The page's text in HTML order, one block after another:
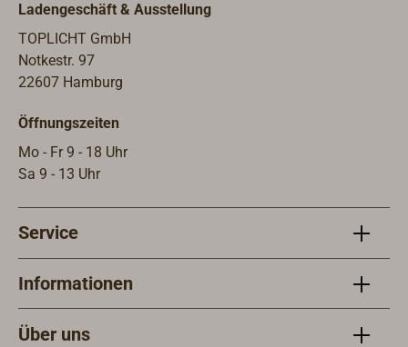
Ladengeschäft & Ausstellung
TOPLICHT GmbH
Notkestr. 97
22607 Hamburg
Öffnungszeiten
Mo - Fr 9 - 18 Uhr
Sa 9 - 13 Uhr
Service
Informationen
Über uns